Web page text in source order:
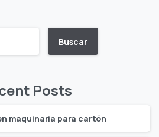
Buscar
Posts
maquinaria para cartón